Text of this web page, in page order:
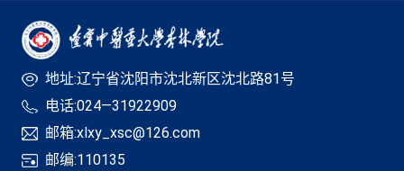
地址:辽宁省沈阳市沈北新区沈北路81号
电话:024—31922909
邮箱:xlxy_xsc@126.com
邮编:110135